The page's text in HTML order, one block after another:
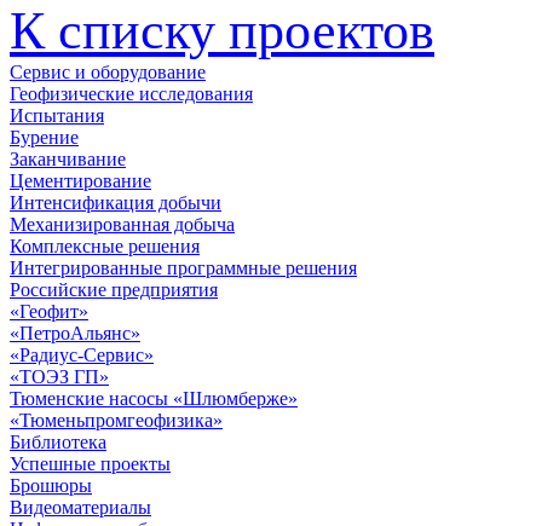
К списку проектов
Сервис и оборудование
Геофизические исследования
Испытания
Бурение
Заканчивание
Цементирование
Интенсификация добычи
Механизированная добыча
Комплексные решения
Интегрированные программные решения
Российские предприятия
«Геофит»
«ПетроАльянс»
«Радиус-Сервис»
«ТОЭЗ ГП»
Тюменские насосы «Шлюмберже»
«Тюменьпромгеофизика»
Библиотека
Успешные проекты
Брошюры
Видеоматериалы